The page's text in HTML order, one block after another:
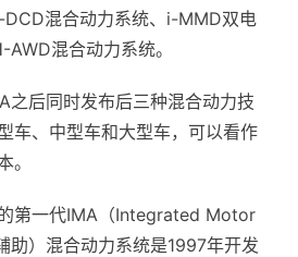
混合动力系统、i-MMD双电
混合动力系统。
之后同时发布后三种混合动力技
车、中型车和大型车，可以看作
。
第一代IMA（Integrated Motor
助）混合动力系统是1997年开发